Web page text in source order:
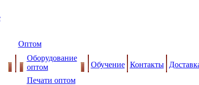
Оптом
Оборудование
оптом
Печати оптом
Обучение Контакты